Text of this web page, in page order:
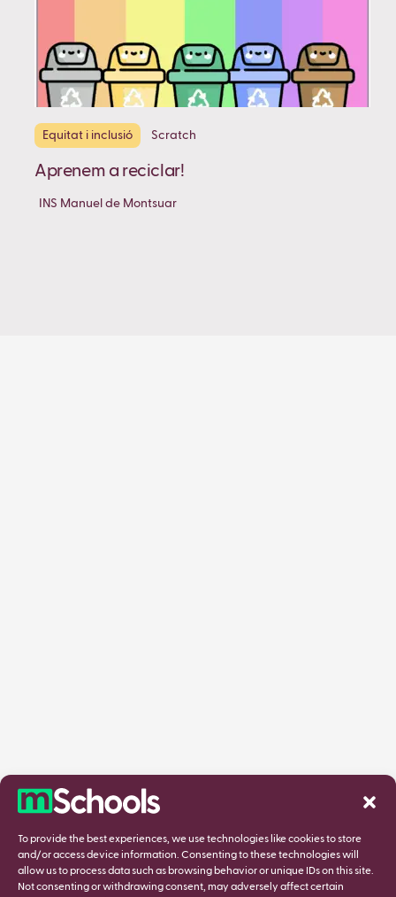
To provide the best experiences, we use technologies like cookies to store
and/or access device information. Consenting to these technologies will
allow us to process data such as browsing behavior or unique IDs on this site.
Not consenting or withdrawing consent, may adversely affect certain
Equitat i inclusió Scratch
Aprenem a reciclar!
INS Manuel de Montsuar